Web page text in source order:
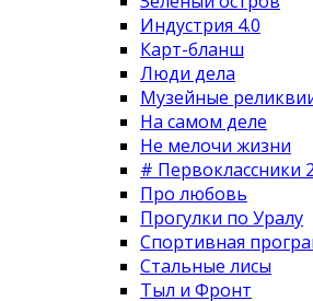
Индустрия 4.0
Карт-бланш
Люди дела
Музейные
На самом деле
Не мелочи жизни
# Первоклассники
Про любовь
Прогулки по Уралу
Спортивная
Стальные лисы
Тыл и Фронт